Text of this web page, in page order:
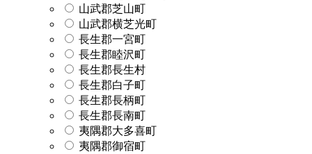
山武郡芝山町
山武郡横芝光町
長生郡一宮町
長生郡睦沢町
長生郡長生村
長生郡白子町
長生郡長柄町
長生郡長南町
夷隅郡大多喜町
夷隅郡御宿町